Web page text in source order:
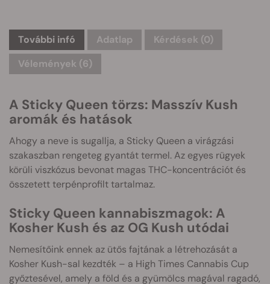
További infó Adatlap Kérdések (0)
Vélemények (6)
A Sticky Queen törzs: Masszív Kush
aromák és hatások
Ahogy a neve is sugallja, a Sticky Queen a virágzási
szakaszban rengeteg gyantát termel. Az egyes rügyek
körüli viszkózus bevonat magas THC-koncentrációt és
összetett terpénprofilt tartalmaz.
Sticky Queen kannabiszmagok: A
Kosher Kush és az OG Kush utódai
Nemesítőink ennek az ütős fajtának a létrehozását a
Kosher Kush-sal kezdték – a High Times Cannabis Cup
győztesével, amely a föld és a gyümölcs magával ragadó,